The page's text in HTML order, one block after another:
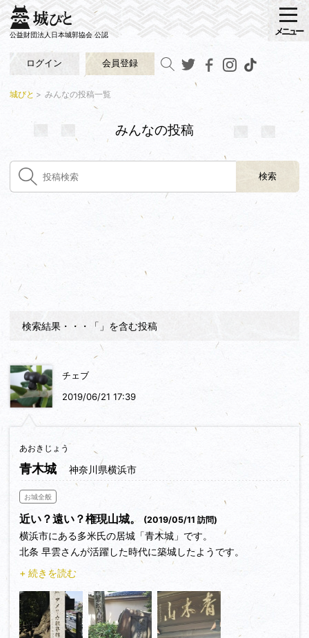
公益財団法人日本城郭協会 公認
ログイン 会員登録
メニュー
城びと みんなの投稿一覧
みんなの投稿
検索
検索結果・・・「 」を含む投稿
チェブ
2019/06/21 17:39
あおきじょう
青木城 神奈川県横浜市
お城全般
近い？遠い？権現山城。 (2019/05/11 訪問)
横浜市にある多米氏の居城「青木城」です。
北条 早雲さんが活躍した時代に築城したようです。
こちらの多米氏、早雲さんが幕府の申次衆だった頃から知り合
いだったみたいです。
お向かいに「権現山城」があります。
扇谷上杉氏を寝返った上田氏と北条 早雲さんが組んで権現山
の戦いがありました。
+ 続きを読む